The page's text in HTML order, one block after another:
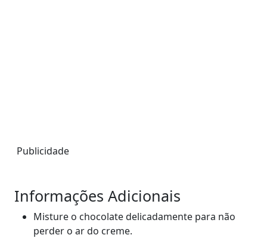
Publicidade
Informações Adicionais
Misture o chocolate delicadamente para não
perder o ar do creme.